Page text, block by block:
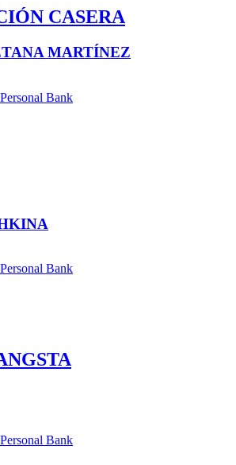
CASERA
MARTÍNEZ